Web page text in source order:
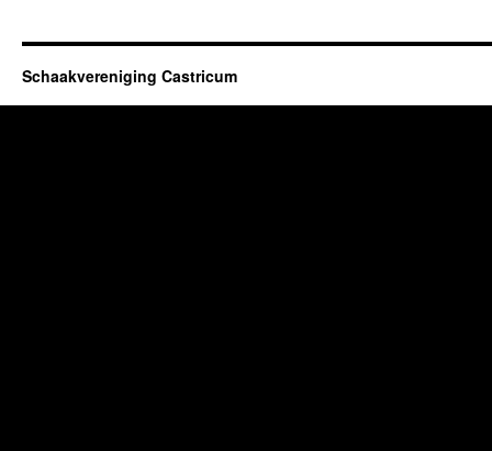
Schaakvereniging Castricum